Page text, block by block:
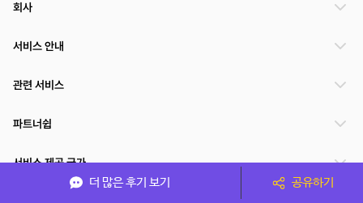
더 많은 후기 보기 공유하기
회사
서비스 안내
관련 서비스
파트너쉽
서비스 제공 국가